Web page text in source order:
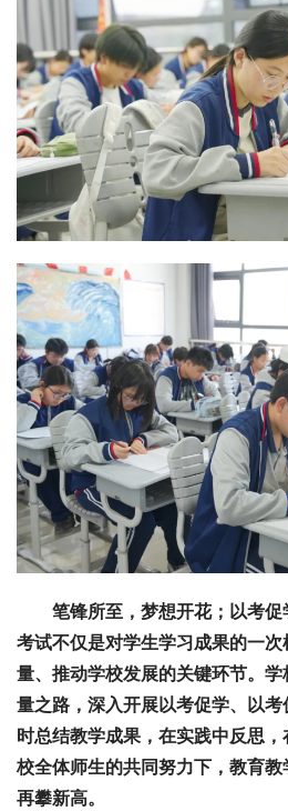
笔锋所至，梦想开花；以考
考试不仅是对学生学习成果的一
量、推动学校发展的关键环节。
量之路，深入开展以考促学、以
时总结教学成果，在实践中反思
校全体师生的共同努力下，教育教
再攀新高。